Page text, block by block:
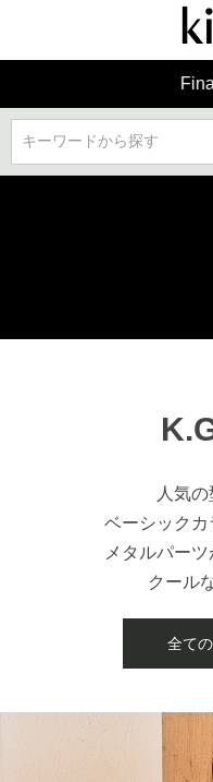
キーワードから探す
人気
ベーシック
メタルパー
クール
全て